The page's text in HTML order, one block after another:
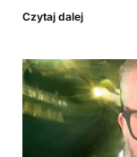
Czytaj dalej